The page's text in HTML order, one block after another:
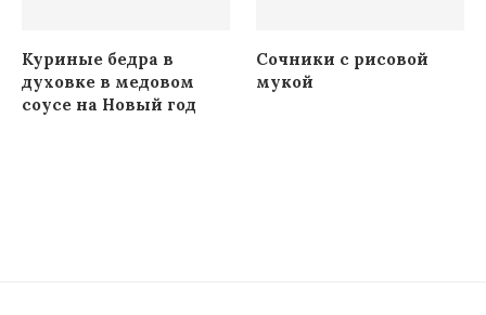
Куриные бедра в
духовке в медовом
соусе на Новый год
Сочники с рисовой
мукой